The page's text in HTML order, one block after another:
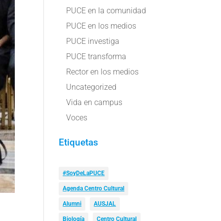
PUCE en la comunidad
PUCE en los medios
PUCE investiga
PUCE transforma
Rector en los medios
Uncategorized
Vida en campus
Voces
Etiquetas
#SoyDeLaPUCE
Agenda Centro Cultural
Alumni AUSJAL
Biología Centro Cultural